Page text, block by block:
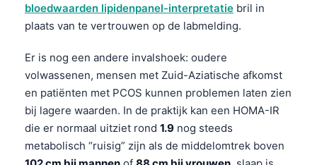
bloedwaarden lipidenpanel-interpretatie bril in
plaats van te vertrouwen op de labmelding.
Er is nog een andere invalshoek: oudere
volwassenen, mensen met Zuid-Aziatische afkomst
en patiënten met PCOS kunnen problemen laten zien
bij lagere waarden. In de praktijk kan een HOMA-IR
die er normaal uitziet rond 1.9 nog steeds
metabolisch “ruisig” zijn als de middelomtrek boven